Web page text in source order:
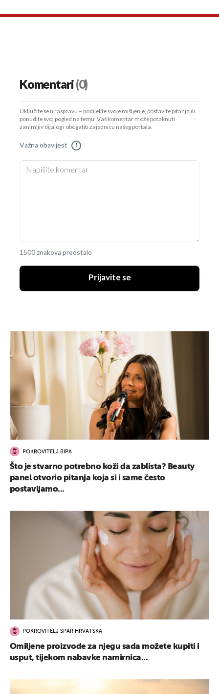
Komentari(0)
Uključite se u raspravu – podijelite svoje mišljenje, postavite pitanja ili
ponudite svoj pogled na temu. Vaš komentar može potaknuti
zanimljiv dijalog i obogatiti zajednicu našeg portala.
Važna obavijest !
1500 znakova preostalo
Prijavite se
POKROVITELJ BIPA
Što je stvarno potrebno koži da zablista? Beauty
panel otvorio pitanja koja si i same često
postavljamo...
POKROVITELJ SPAR HRVATSKA
Omiljene proizvode za njegu sada možete kupiti i
usput, tijekom nabavke namirnica...